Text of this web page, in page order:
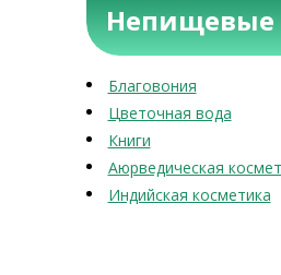
Непищевые
Благовония
Цветочная вода
Книги
Аюрведическая
Индийская косметика